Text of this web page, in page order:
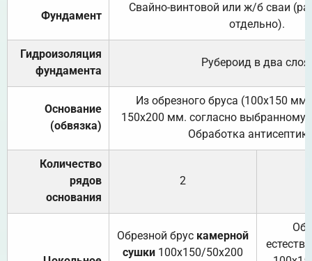
Фундамент
Свайно-винтовой или ж/б сваи
отдельно).
Гидроизоляция
фундамента
Рубероид в два слоя.
Основание
(обвязка)
Из обрезного бруса (100х150
150х200 мм. согласно выбранному
Обработка
Количество
рядов
основания
2
Обрезной брус камерной
сушки 100х150/50х200